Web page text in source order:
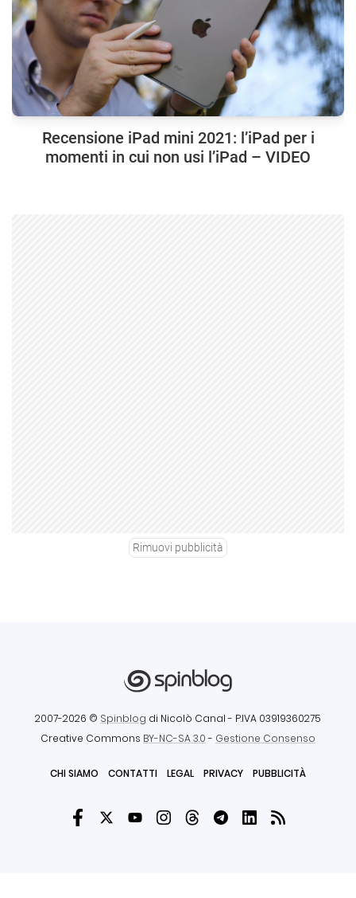
Recensione iPad mini 2021: l’iPad per i
momenti in cui non usi l’iPad – VIDEO
Rimuovi pubblicità
2007-2026 © Spinblog di Nicolò Canal - P.IVA 03919360275
Creative Commons BY-NC-SA 3.0- Gestione Consenso
CHI SIAMO CONTATTI LEGAL PRIVACY PUBBLICITÀ